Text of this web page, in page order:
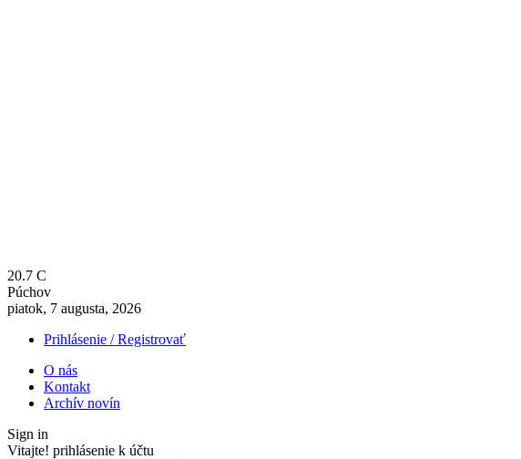
20.7 C
Púchov
piatok, 7 augusta, 2026
Prihlásenie / Registrovať
O nás
Kontakt
Archív novín
Sign in
Vitajte! prihlásenie k účtu